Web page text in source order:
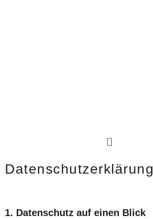
Datenschutzerklärung
1. Datenschutz auf einen Blick